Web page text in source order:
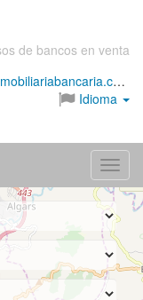
de bancos en venta
info@inmobiliariabancaria.com
Idioma
Menú